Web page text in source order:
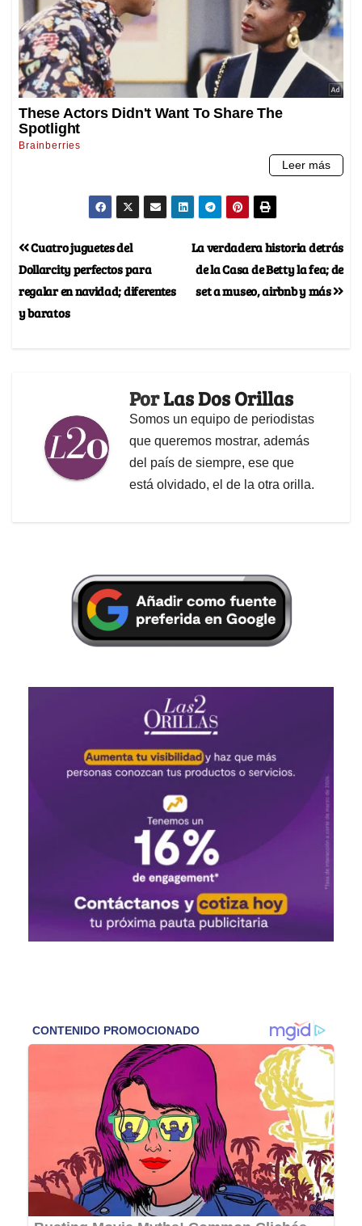
La verdadera historia detrás
de la Casa de Betty la fea; de
set a museo, airbnb y más
Cuatro juguetes del
Dollarcity perfectos para
regalar en navidad; diferentes
y baratos
PorLas Dos Orillas
Somos un equipo de periodistas
que queremos mostrar, además
del país de siempre, ese que
está olvidado, el de la otra orilla.